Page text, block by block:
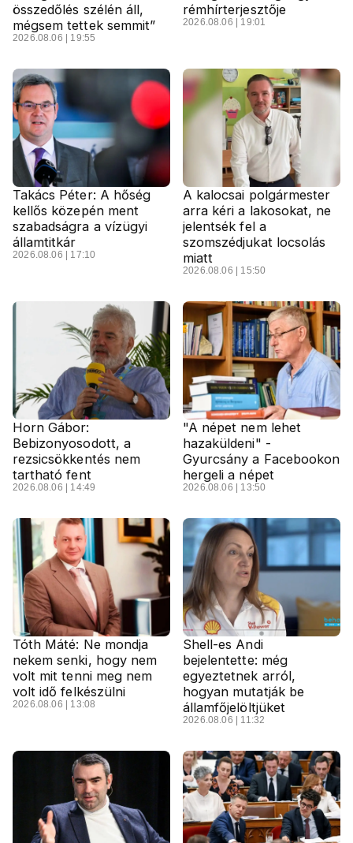
összedőlés szélén áll,
mégsem tettek semmit”
2026.08.06 | 19:55
rémhírterjesztője
2026.08.06 | 19:01
Takács Péter: A hőség
kellős közepén ment
szabadságra a vízügyi
államtitkár
2026.08.06 | 17:10
A kalocsai polgármester
arra kéri a lakosokat, ne
jelentsék fel a
szomszédjukat locsolás
miatt
2026.08.06 | 15:50
Horn Gábor:
Bebizonyosodott, a
rezsicsökkentés nem
tartható fent
2026.08.06 | 14:49
"A népet nem lehet
hazaküldeni" -
Gyurcsány a Facebookon
hergeli a népet
2026.08.06 | 13:50
Tóth Máté: Ne mondja
nekem senki, hogy nem
volt mit tenni meg nem
volt idő felkészülni
2026.08.06 | 13:08
Shell-es Andi
bejelentette: még
egyeztetnek arról,
hogyan mutatják be
államfőjelöltjüket
2026.08.06 | 11:32